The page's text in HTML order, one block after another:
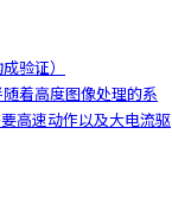
验证）
着高度图像处理的系
高速动作以及大电流驱